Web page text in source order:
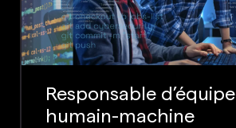
Responsable d’équipe
humain-machine